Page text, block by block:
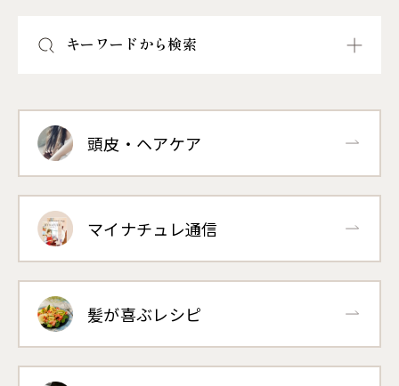
キーワードから検索
頭皮・ヘアケア
マイナチュレ通信
髪が喜ぶレシピ